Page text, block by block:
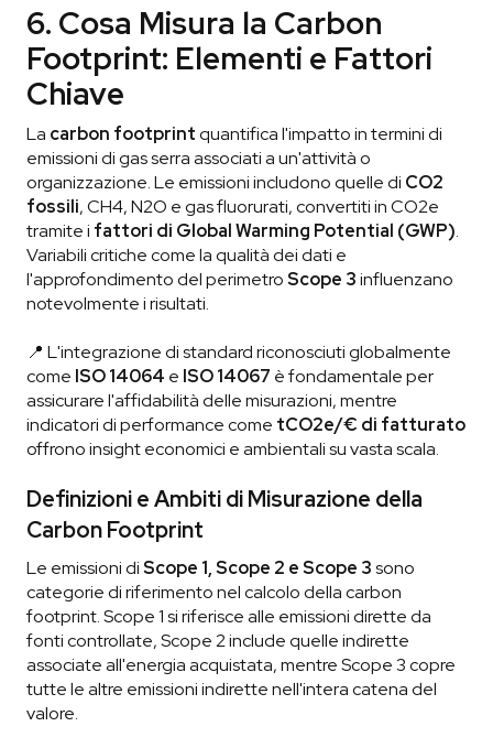
6. Cosa Misura la Carbon
Footprint: Elementi e Fattori
Chiave
La carbon footprintquantifica l'impatto in termini di
emissioni di gas serra associati a un'attività o
organizzazione. Le emissioni includono quelle di CO2
fossili, CH4, N2O e gas fluorurati, convertiti in CO2e
tramite i fattori di Global Warming Potential (GWP).
Variabili critiche come la qualità dei dati e
l'approfondimento del perimetroScope 3influenzano
notevolmente i risultati.
📍 L'integrazione di standard riconosciuti globalmente
come ISO 14064 e ISO 14067 è fondamentale per
assicurare l'affidabilità delle misurazioni, mentre
indicatori di performance come tCO2e/€ di fatturato
offrono insight economici e ambientali su vasta scala.
Definizioni e Ambiti di Misurazione della
Carbon Footprint
Le emissioni diScope 1, Scope 2 e Scope 3sono
categorie di riferimento nel calcolo della carbon
footprint. Scope 1 si riferisce alle emissioni dirette da
fonti controllate, Scope 2 include quelle indirette
associate all'energia acquistata, mentre Scope 3 copre
tutte le altre emissioni indirette nell'intera catena del
valore.